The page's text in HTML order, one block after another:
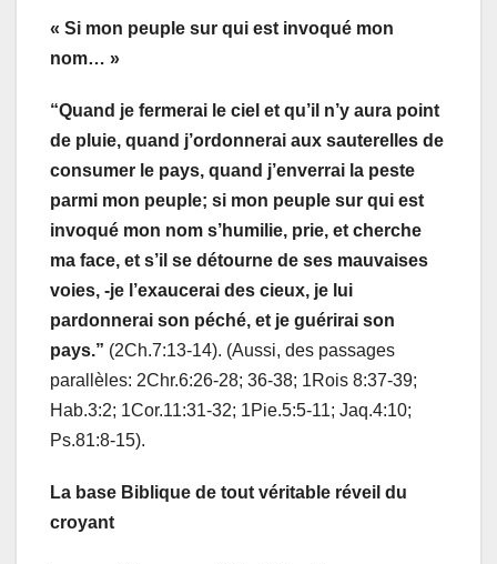
« Si mon peuple sur qui est invoqué mon
nom… »
“Quand je fermerai le ciel et qu’il n’y aura point
de pluie, quand j’ordonnerai aux sauterelles de
consumer le pays, quand j’enverrai la peste
parmi mon peuple; si mon peuple sur qui est
invoqué mon nom s’humilie, prie, et cherche
ma face, et s’il se détourne de ses mauvaises
voies, -je l’exaucerai des cieux, je lui
pardonnerai son péché, et je guérirai son
pays.” (2Ch.7:13‑14). (Aussi, des passages
parallèles: 2Chr.6:26-28; 36-38; 1Rois 8:37‑39;
Hab.3:2; 1Cor.11:31-32; 1Pie.5:5-11; Jaq.4:10;
Ps.81:8-15).
La base Biblique de tout véritable réveil du
croyant